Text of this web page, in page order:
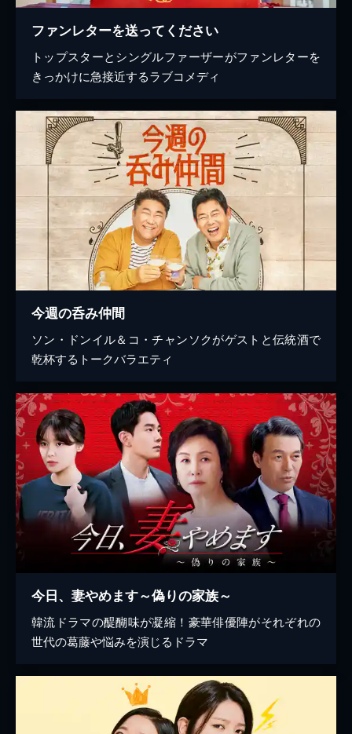
ファンレターを送ってください
トップスターとシングルファーザーがファンレターを
きっかけに急接近するラブコメディ
今週の呑み仲間
ソン・ドンイル＆コ・チャンソクがゲストと伝統酒で
乾杯するトークバラエティ
今日、妻やめます～偽りの家族～
韓流ドラマの醍醐味が凝縮！豪華俳優陣がそれぞれの
世代の葛藤や悩みを演じるドラマ